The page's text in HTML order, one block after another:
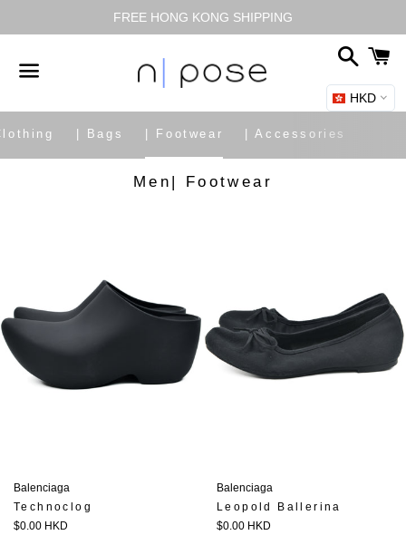
FREE HONG KONG SHIPPING
單
HKD
導覽 | Bags | Footwear | Accessories
商
Men| Footwear
Balenciaga
Technoclog
定
$0.00 HKD
Balenciaga
Leopold Ballerina
定
$0.00 HKD